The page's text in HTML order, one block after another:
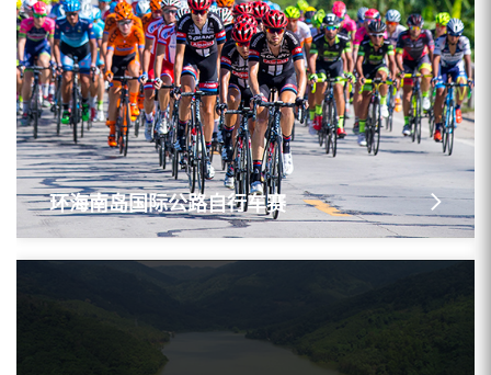
环海南岛国际公路自行车赛